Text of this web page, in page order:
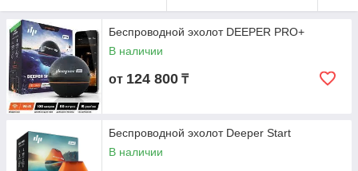
Беспроводной эхолот DEEPER PRO+
В наличии
от 124 800 ₸
Беспроводной эхолот Deeper Start
В наличии